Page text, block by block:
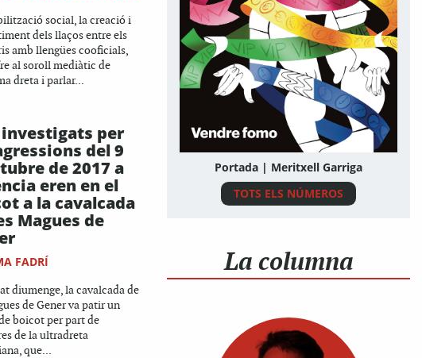
social, la creació i
dels llaços entre els
amb llengües cooficials,
al soroll mediàtic de
dreta i parlar...
investigats per
del 9
de 2017 a
eren en el
a la cavalcada
Magues de
FADRÍ
diumenge, la cavalcada de
de Gener va patir un
boicot per part de
de la ultradreta
que...
Portada | Meritxell Garriga
TOTS ELS NÚMEROS
La columna